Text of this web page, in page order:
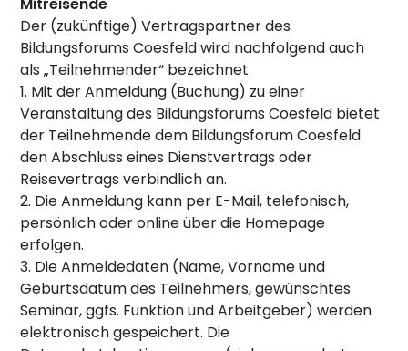
Der (zukünftige) Vertragspartner des
Bildungsforums Coesfeld wird nachfolgend auch
als „Teilnehmender“ bezeichnet.
1. Mit der Anmeldung (Buchung) zu einer
Veranstaltung des Bildungsforums Coesfeld bietet
der Teilnehmende dem Bildungsforum Coesfeld
den Abschluss eines Dienstvertrags oder
Reisevertrags verbindlich an.
2. Die Anmeldung kann per E-Mail, telefonisch,
persönlich oder online über die Homepage
erfolgen.
3. Die Anmeldedaten (Name, Vorname und
Geburtsdatum des Teilnehmers, gewünschtes
Seminar, ggfs. Funktion und Arbeitgeber) werden
elektronisch gespeichert. Die